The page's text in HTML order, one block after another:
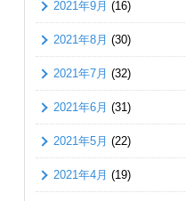
2021年9月 (16)
2021年8月 (30)
2021年7月 (32)
2021年6月 (31)
2021年5月 (22)
2021年4月 (19)